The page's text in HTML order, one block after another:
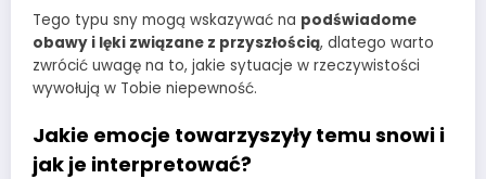
Tego typu sny mogą wskazywać na podświadome
obawy i lęki związane z przyszłością, dlatego warto
zwrócić uwagę na to, jakie sytuacje w rzeczywistości
wywołują w Tobie niepewność.
Jakie emocje towarzyszyły temu snowi i
jak je interpretować?